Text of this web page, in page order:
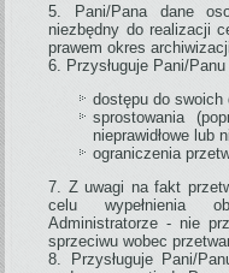
Pani/Pana dane
niezbędny do realizacji
prawem okres
Przysługuje Pani/
dostępu do
sprostowania
nieprawidłowe lub
ograniczenia
Z uwagi na fakt
celu wypełnienia
Administratorze - nie
sprzeciwu wobec
Przysługuje Pani/